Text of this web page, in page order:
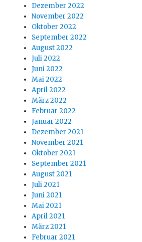
Dezember 2022
November 2022
Oktober 2022
September 2022
August 2022
Juli 2022
Juni 2022
Mai 2022
April 2022
März 2022
Februar 2022
Januar 2022
Dezember 2021
November 2021
Oktober 2021
September 2021
August 2021
Juli 2021
Juni 2021
Mai 2021
April 2021
März 2021
Februar 2021